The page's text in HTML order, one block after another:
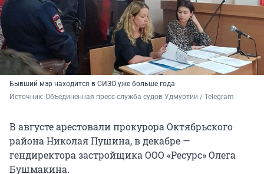
Бывший мэр находится в СИЗО уже больше года
Источник: Объединенная пресс-служба судов Удмуртии / Telegram
В августе арестовали прокурора Октябрьского
района Николая Пушина, в декабре —
гендиректора застройщика ООО «Ресурс» Олега
Бушмакина.